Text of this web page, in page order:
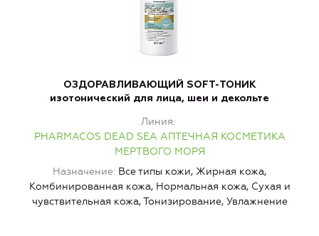
ОЗДОРАВЛИВАЮЩИЙ SOFT-ТОНИК
изотонический для лица, шеи и декольте
Линия
PHARMACOS DEAD SEA АПТЕЧНАЯ КОСМЕТИКА
МЕРТВОГО МОРЯ
Назначение Все типы кожи, Жирная кожа,
Комбинированная кожа, Нормальная кожа, Сухая и
чувствительная кожа, Тонизирование, Увлажнение